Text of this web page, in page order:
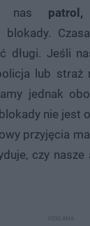
nas patrol,
blokady.
długi. Jeśli
lub straż
jednak
nie jest
przyjęcia
czy nasze